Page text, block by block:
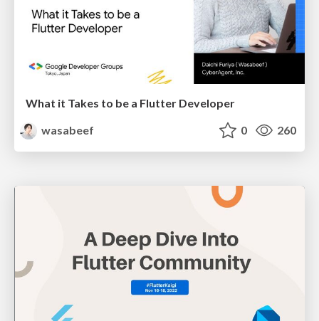
What it Takes to be a Flutter Developer
wasabeef
0 260